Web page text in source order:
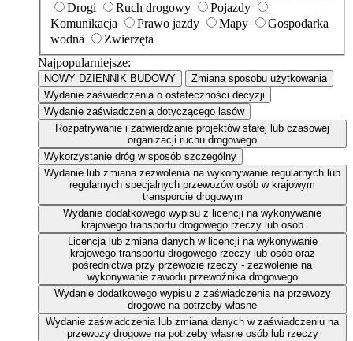
Drogi
Ruch drogowy
Pojazdy
Komunikacja
Prawo jazdy Mapy
Gospodarka
wodna
Zwierzęta
Najpopularniejsze:
NOWY DZIENNIK BUDOWY
Zmiana sposobu użytkowania
Wydanie zaświadczenia o ostateczności decyzji
Wydanie zaświadczenia dotyczącego lasów
Rozpatrywanie i zatwierdzanie projektów stałej lub czasowej
organizacji ruchu drogowego
Wykorzystanie dróg w sposób szczególny
Wydanie lub zmiana zezwolenia na wykonywanie regularnych lub
regularnych specjalnych przewozów osób w krajowym
transporcie drogowym
Wydanie dodatkowego wypisu z licencji na wykonywanie
krajowego transportu drogowego rzeczy lub osób
Licencja lub zmiana danych w licencji na wykonywanie
krajowego transportu drogowego rzeczy lub osób oraz
pośrednictwa przy przewozie rzeczy - zezwolenie na
wykonywanie zawodu przewoźnika drogowego
Wydanie dodatkowego wypisu z zaświadczenia na przewozy
drogowe na potrzeby własne
Wydanie zaświadczenia lub zmiana danych w zaświadczeniu na
przewozy drogowe na potrzeby własne osób lub rzeczy